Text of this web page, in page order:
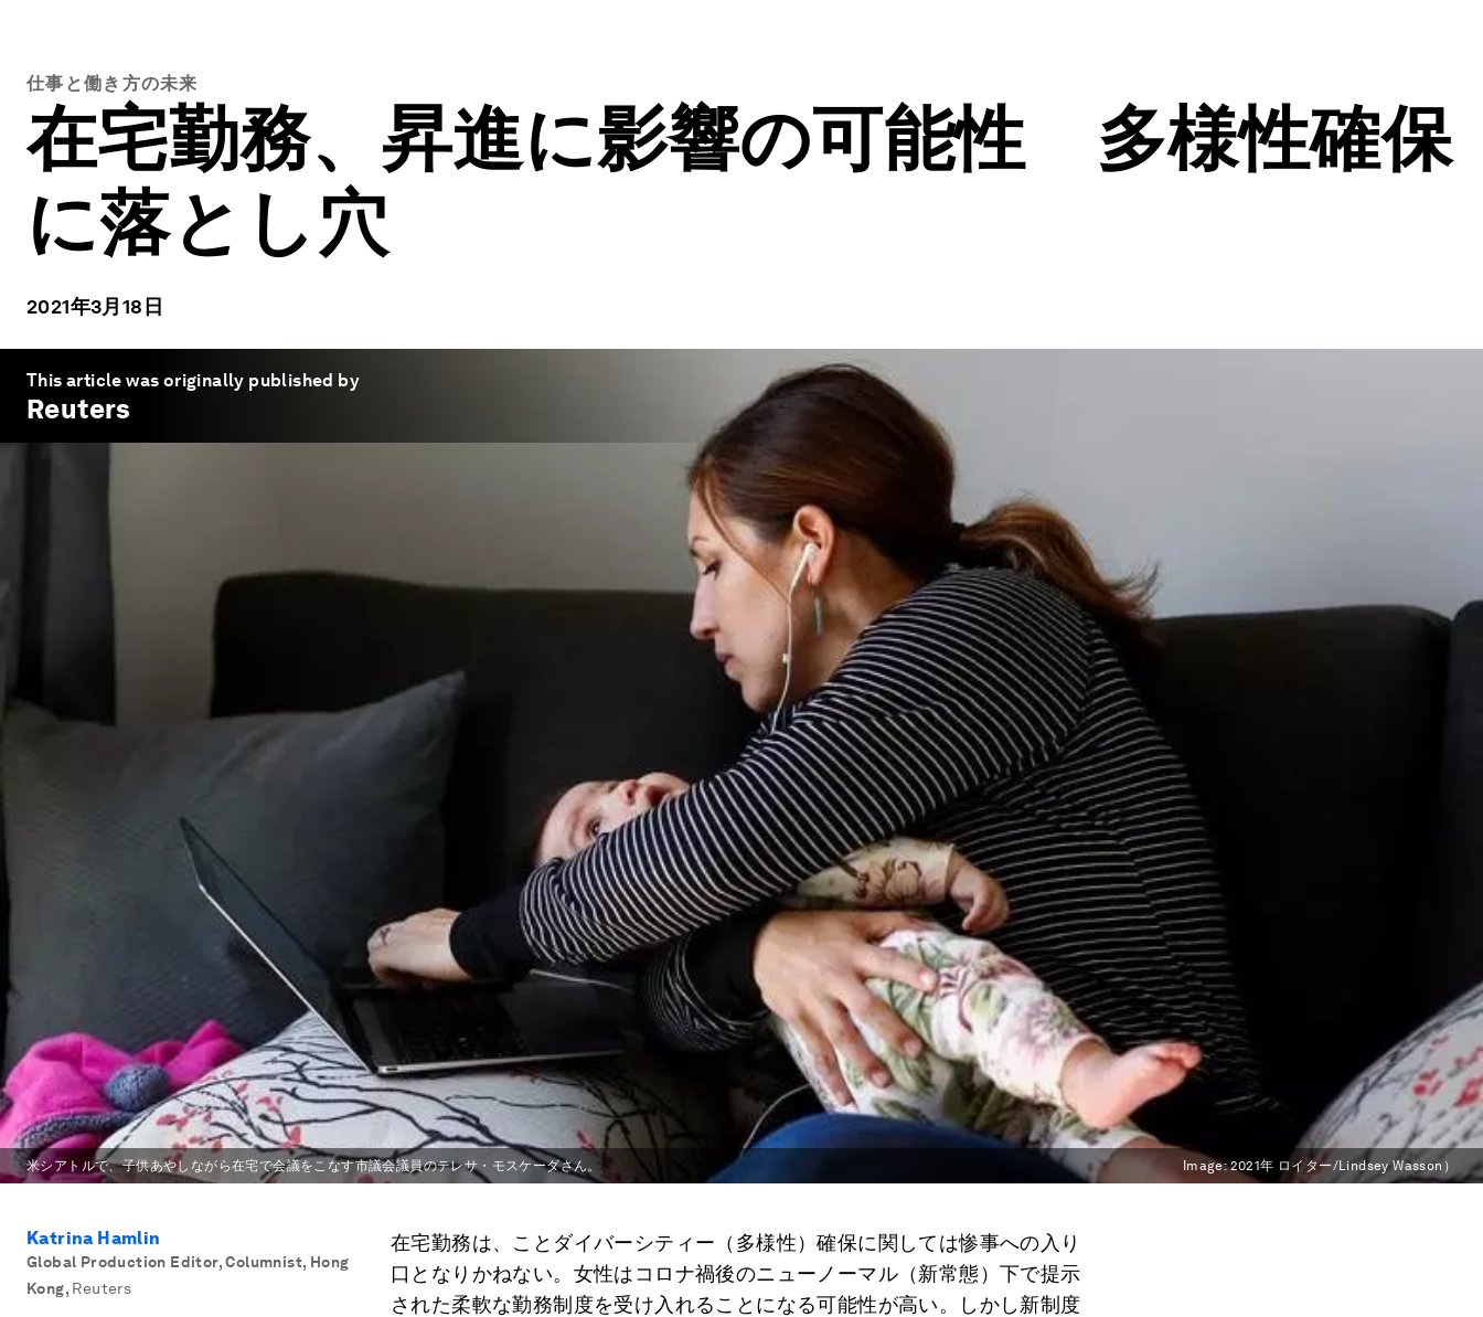
仕事と働き方の未来
在宅勤務、昇進に影響の可能性 多様性確保
に落とし穴
2021年3月18日
This article was originally published by
Reuters
米シアトルで、子供あやしながら在宅で会議をこなす市議会議員のテレサ・モスケーダさん。 Image:2021年 ロイター/Lindsey Wasson）
Katrina Hamlin
Global Production Editor, Columnist, Hong
Kong, Reuters
在宅勤務は、ことダイバーシティー（多様性）確保に関しては惨事への入り
口となりかねない。女性はコロナ禍後のニューノーマル（新常態）下で提示
された柔軟な勤務制度を受け入れることになる可能性が高い。しかし新制度